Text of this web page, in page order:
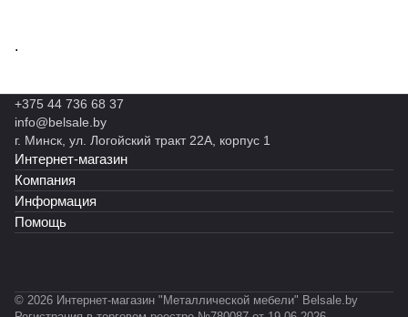
.
+375 44 736 68 37
info@belsale.by
г. Минск, ул. Логойский тракт 22А, корпус 1
Интернет-магазин
Компания
Информация
Помощь
© 2026 Интернет-магазин "Металлической мебели" Belsale.by